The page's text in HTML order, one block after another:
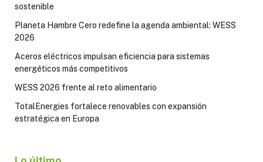
sostenible
Planeta Hambre Cero redefine la agenda ambiental: WESS
2026
Aceros eléctricos impulsan eficiencia para sistemas
energéticos más competitivos
WESS 2026 frente al reto alimentario
TotalEnergies fortalece renovables con expansión
estratégica en Europa